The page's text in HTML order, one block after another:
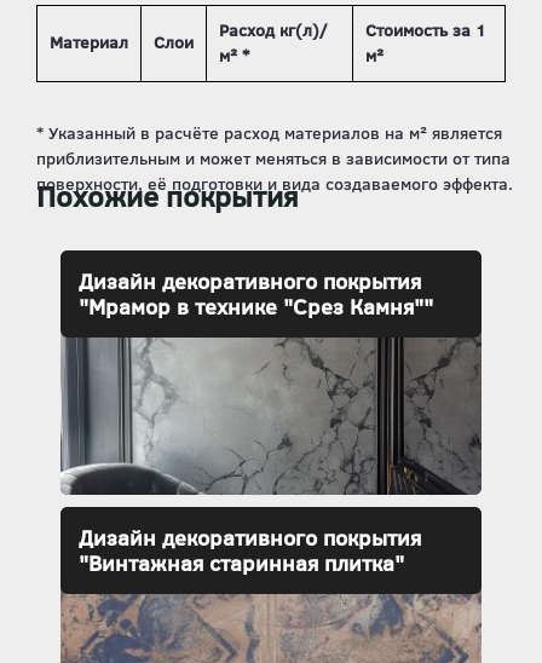
Материал Слои
Расход кг(л)/
м² *
Стоимость за 1
м²
Похожие покрытия
Дизайн декоративного покрытия
"Мрамор в технике "Срез Камня""
Дизайн декоративного покрытия
"Винтажная старинная плитка"